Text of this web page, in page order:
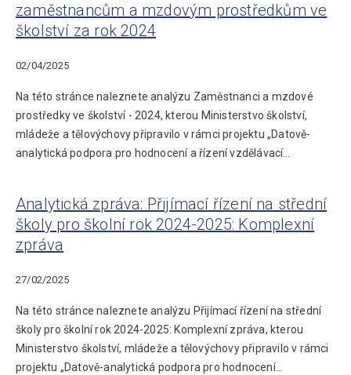
zaměstnancům a mzdovým prostředkům ve
školství za rok 2024
02/04/2025
Na této stránce naleznete analýzu Zaměstnanci a mzdové
prostředky ve školství - 2024, kterou Ministerstvo školství,
mládeže a tělovýchovy připravilo v rámci projektu „Datově-
analytická podpora pro hodnocení a řízení vzdělávací…
Analytická zpráva: Přijímací řízení na střední
školy pro školní rok 2024-2025: Komplexní
zpráva
27/02/2025
Na této stránce naleznete analýzu Přijímací řízení na střední
školy pro školní rok 2024-2025: Komplexní zpráva, kterou
Ministerstvo školství, mládeže a tělovýchovy připravilo v rámci
projektu „Datově-analytická podpora pro hodnocení…